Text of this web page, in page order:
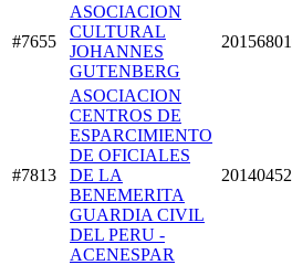
#7655
ASOCIACION
CULTURAL
JOHANNES
GUTENBERG
#7813
ASOCIACION
CENTROS DE
ESPARCIMIENTO
DE OFICIALES
DE LA
BENEMERITA
GUARDIA CIVIL
DEL PERU -
ACENESPAR